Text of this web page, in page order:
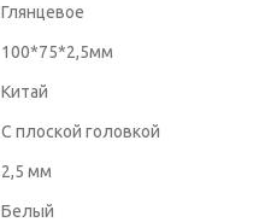
Глянцевое
100*75*2,5мм
Китай
С плоской головкой
2,5 мм
Белый